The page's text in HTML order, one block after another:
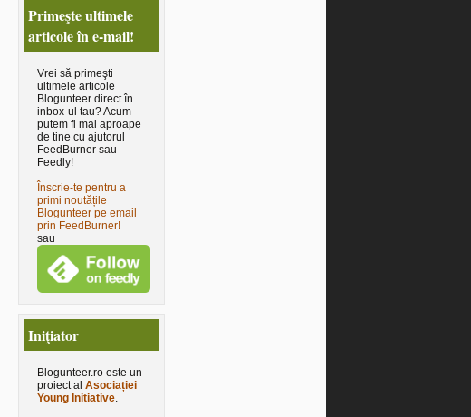
Primeşte ultimele
articole în e-mail!
Vrei să primeşti
ultimele articole
Blogunteer direct în
inbox-ul tau? Acum
putem fi mai aproape
de tine cu ajutorul
FeedBurner sau
Feedly!
Înscrie-te pentru a
primi noutățile
Blogunteer pe email
prin FeedBurner!
sau
Iniţiator
Blogunteer.ro este un
proiect al Asociației
Young Initiative.